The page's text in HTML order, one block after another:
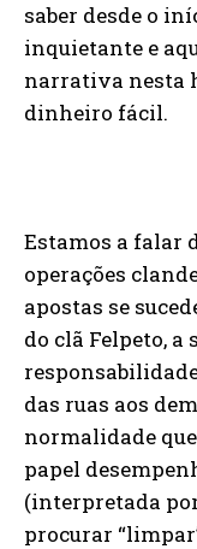
saber desde o
inquietante e
narrativa nesta
dinheiro fácil.
Estamos a falar
operações
apostas se
do clã Felpeto, a
das ruas aos
normalidade
papel
(interpretada
procurar